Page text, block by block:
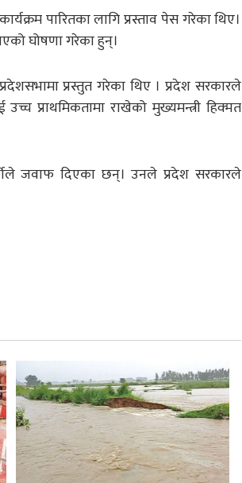
पारितका लागि प्रस्ताव पेस गरेका थिए।
घोषणा गरेका हुन्।
प्रस्तुत गरेका थिए । प्रदेश सरकारले
उच्च प्राथमिकतामा राखेको मुख्यमन्त्री हिक्मत
जवाफ दिएका छन्। उनले प्रदेश सरकारले